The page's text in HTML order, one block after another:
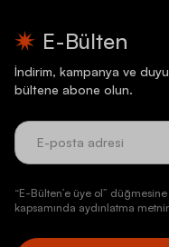
E-Bülten
İndirim, kampanya ve
bültene abone olun.
“E-Bülten’e üye ol”
kapsamında aydınlatma